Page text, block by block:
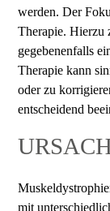
werden. Der
Therapie. Hierzu
gegebenenfalls
Therapie kann
oder zu
entscheidend
mit